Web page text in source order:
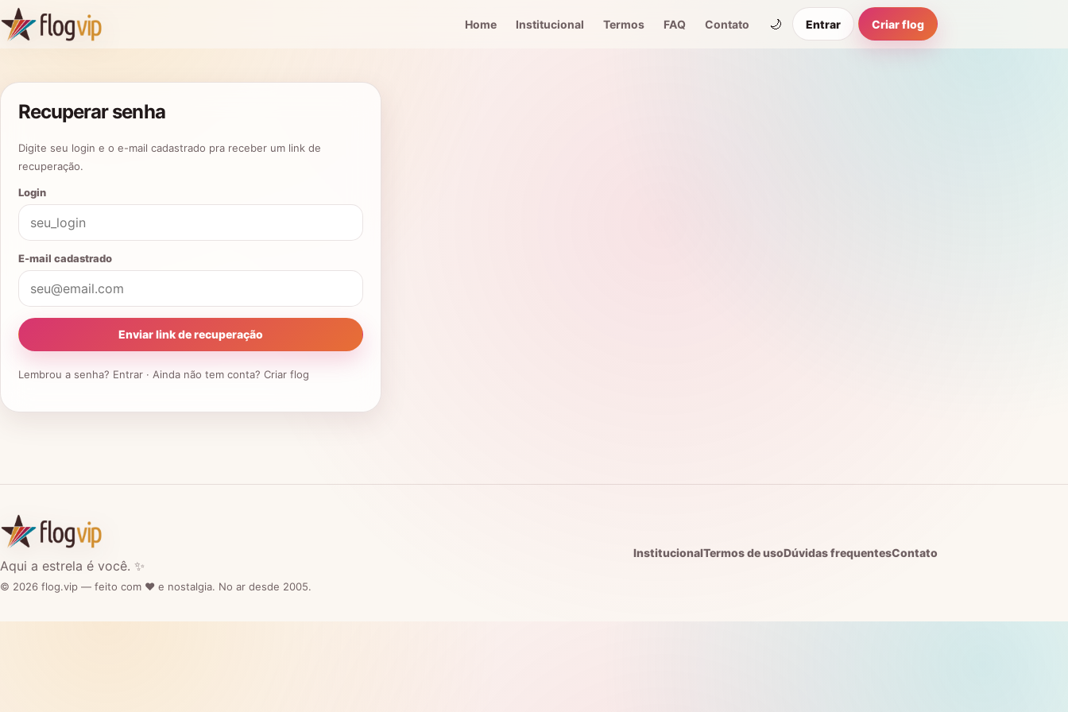
Home Institucional Termos FAQ Contato 🌙 Entrar Criar flog
Recuperar senha
Digite seu login e o e-mail cadastrado pra receber um link de
recuperação.
Login
E-mail cadastrado
Enviar link de recuperação
Lembrou a senha? Entrar · Ainda não tem conta? Criar flog
Aqui a estrela é você. ✨
© 2026 flog.vip — feito com ❤️ e nostalgia. No ar desde 2005.
InstitucionalTermos de usoDúvidas frequentesContato